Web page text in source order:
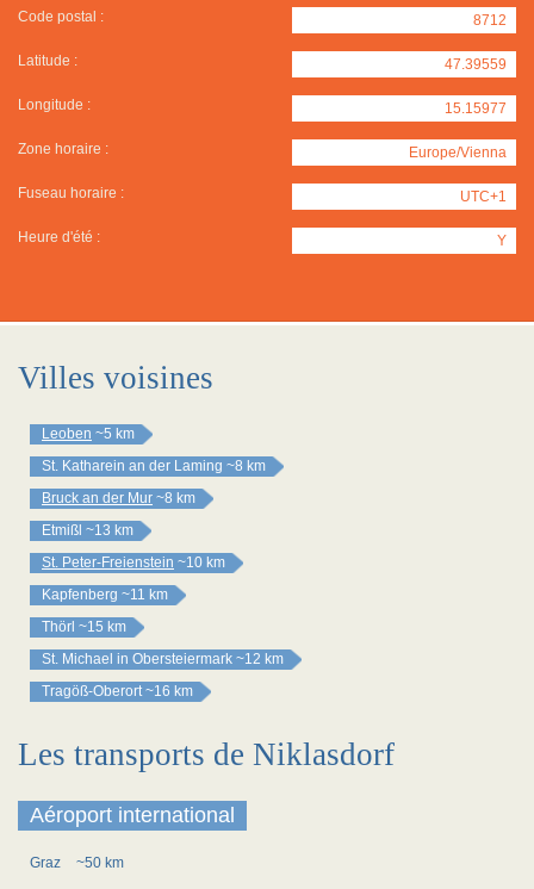
Code postal : 8712
Latitude : 47.39559
Longitude : 15.15977
Zone horaire : Europe/Vienna
Fuseau horaire : UTC+1
Heure d'été : Y
Villes voisines
Leoben ~5 km
St. Katharein an der Laming ~8 km
Bruck an der Mur ~8 km
Etmißl ~13 km
St. Peter-Freienstein ~10 km
Kapfenberg ~11 km
Thörl ~15 km
St. Michael in Obersteiermark ~12 km
Tragöß-Oberort ~16 km
Les transports de Niklasdorf
Aéroport international
Graz ~50 km